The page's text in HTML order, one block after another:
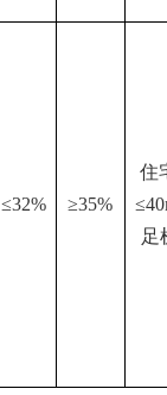
≤32% ≥35%
住
足